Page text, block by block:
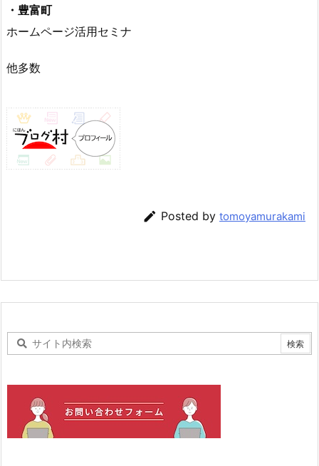
・豊富町
ホームページ活用セミナ
他多数
 Posted by tomoyamurakami